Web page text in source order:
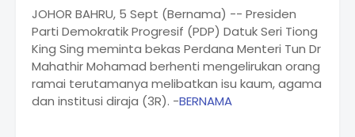
JOHOR BAHRU, 5 Sept (Bernama) -- Presiden
Parti Demokratik Progresif (PDP) Datuk Seri Tiong
King Sing meminta bekas Perdana Menteri Tun Dr
Mahathir Mohamad berhenti mengelirukan orang
ramai terutamanya melibatkan isu kaum, agama
dan institusi diraja (3R). -BERNAMA